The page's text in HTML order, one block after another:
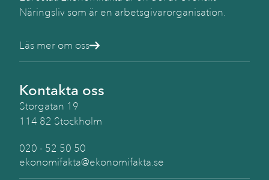
Näringsliv som är en arbetsgivarorganisation.
Läs mer om oss
Kontakta oss
Storgatan 19
114 82 Stockholm
020 - 52 50 50
ekonomifakta@ekonomifakta.se